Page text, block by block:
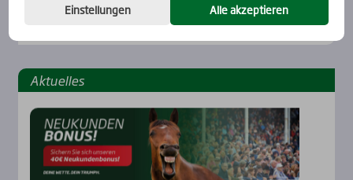
Aktu­el­les
Einstellungen Alle akzeptieren